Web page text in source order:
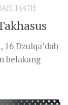
1447H
Dzulqa’dah
belakang